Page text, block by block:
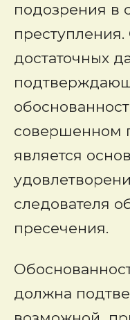
подозрения в
преступления.
достаточных
совершенном
является
следователя
пресечения.
должна